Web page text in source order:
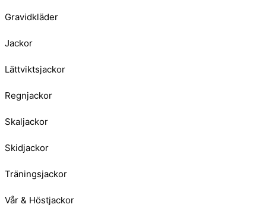
Gravidkläder
Jackor
Lättviktsjackor
Regnjackor
Skaljackor
Skidjackor
Träningsjackor
Vår & Höstjackor